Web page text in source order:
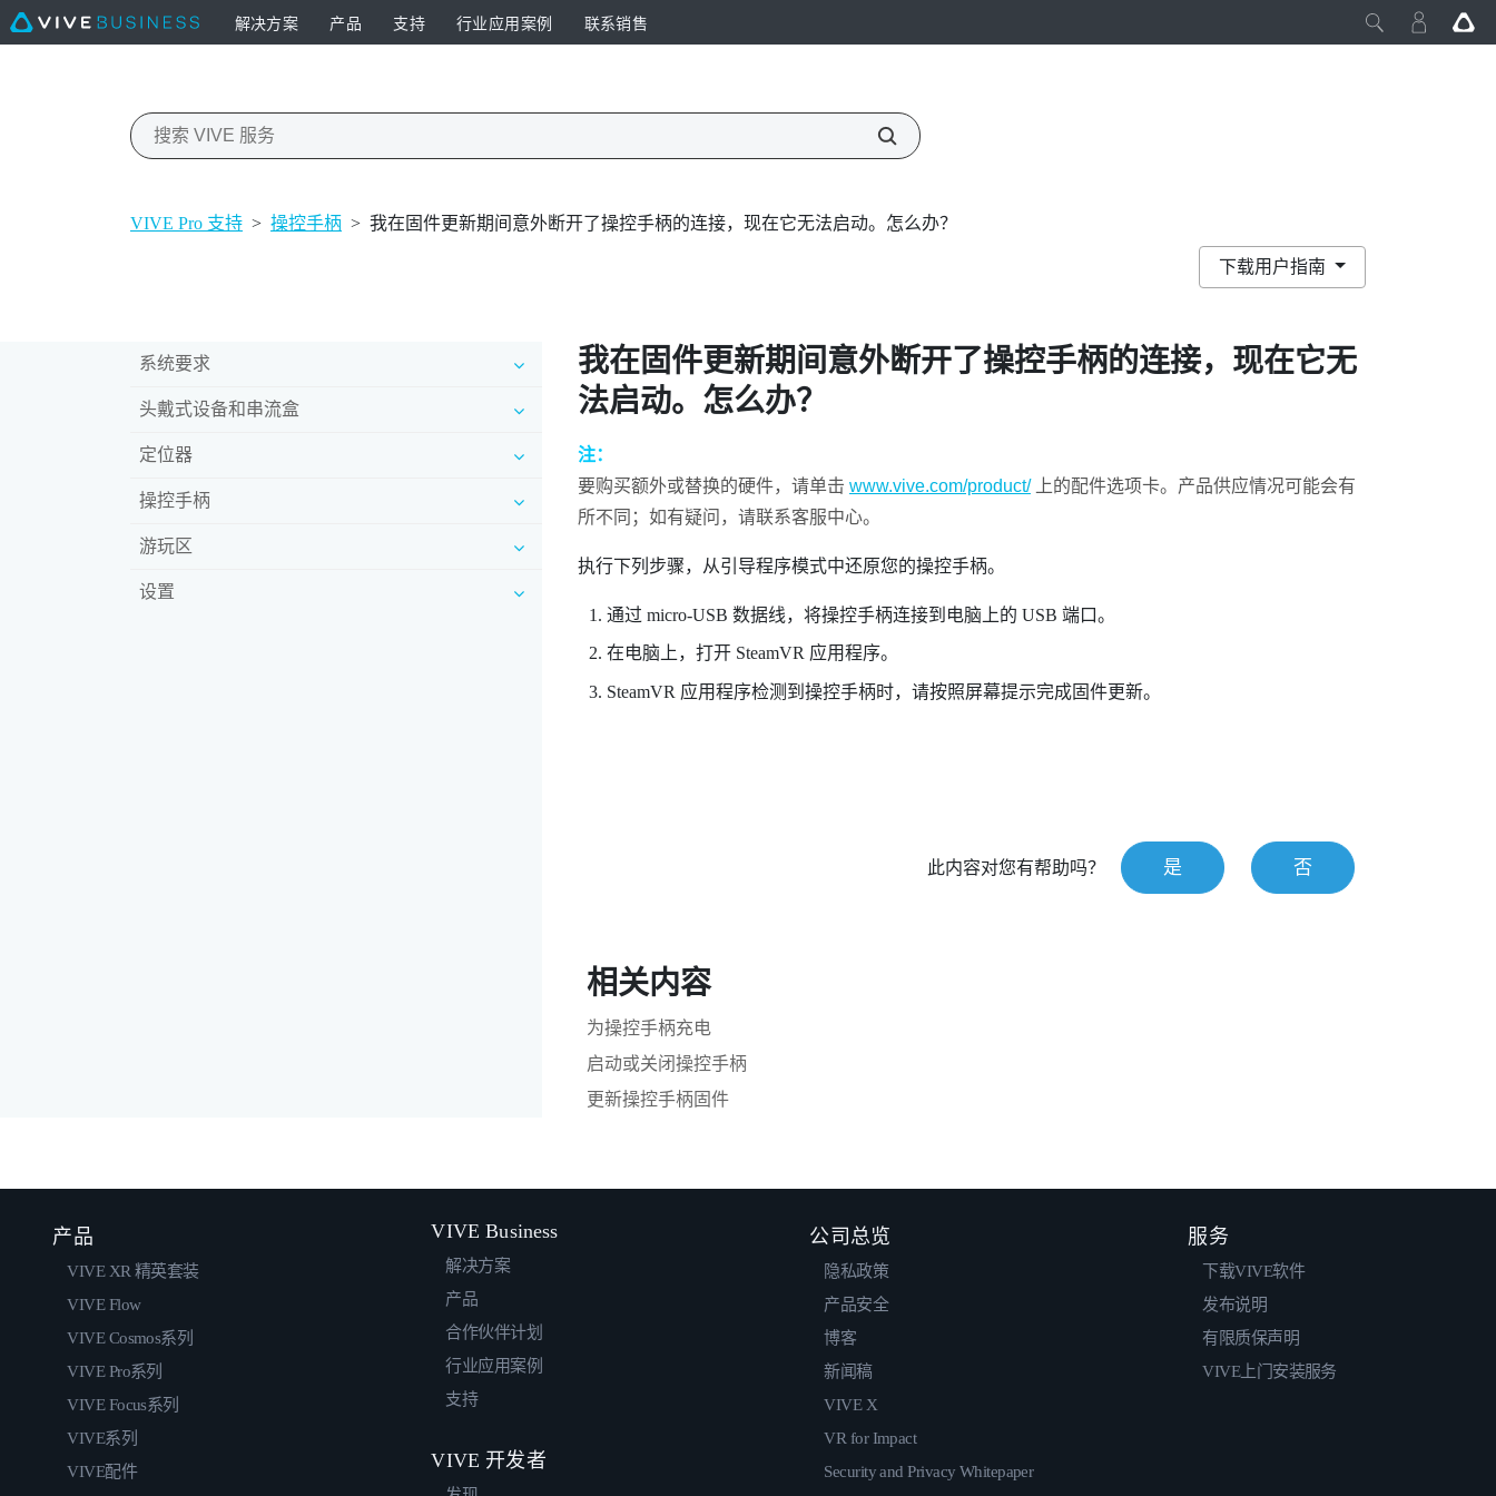
解决方案 产品 支持 行业应用案例 联系销售
VIVE Pro 支持 > 操控手柄 > 我在固件更新期间意外断开了操控手柄的连接，现在它无法启动。怎么办？
下载用户指南
系统要求
头戴式设备和串流盒
定位器
操控手柄
游玩区
设置
我在固件更新期间意外断开了操控手柄的连接，现在它无
法启动。怎么办？
注：
要购买额外或替换的硬件，请单击 www.vive.com/product/上的配件选项卡。产品供应情况可能会有
所不同；如有疑问，请联系客服中心。
执行下列步骤，从引导程序模式中还原您的操控手柄。
通过 micro-USB 数据线，将操控手柄连接到电脑上的 USB 端口。
在电脑上，打开 SteamVR 应用程序。
SteamVR 应用程序检测到操控手柄时，请按照屏幕提示完成固件更新。
此内容对您有帮助吗？ 是 否
相关内容
为操控手柄充电
启动或关闭操控手柄
更新操控手柄固件
产品
VIVE XR 精英套装
VIVE Flow
VIVE Cosmos系列
VIVE Pro系列
VIVE Focus系列
VIVE系列
VIVE配件
VIVE Business
解决方案
产品
合作伙伴计划
行业应用案例
支持
VIVE 开发者
公司总览
隐私政策
产品安全
博客
新闻稿
VIVE X
VR for Impact
Security and Privacy Whitepaper
服务
下载VIVE软件
发布说明
有限质保声明
VIVE上门安装服务